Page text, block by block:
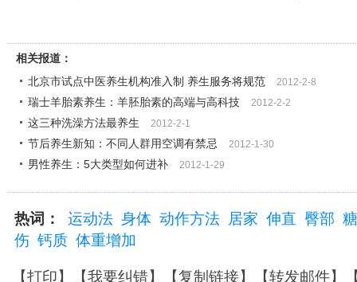
相关报道：
北京市试点中医养生机构准入制 养生服务将规范
2012-2-8
瑞士羊胎素养生：羊胚胎素的高端与高科技 2012-2-2
这三种洗澡方法最养生 2012-2-1
节后养生新知：不同人群用空调有禁忌 2012-1-30
男性养生：5大类型如何进补 2012-1-29
热词： 运动法 身体 动作方法 居家 伸直 臀部
伤 钙质 体重增加
【打印】【我要纠错】【复制链接】【转发邮件】